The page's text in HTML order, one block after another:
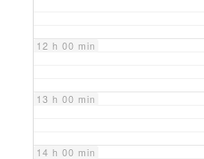
12 h 00 min
13 h 00 min
14 h 00 min